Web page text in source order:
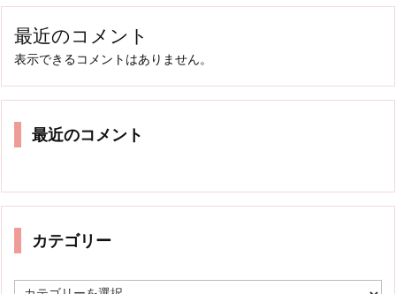
最近のコメント
表示できるコメントはありません。
最近のコメント
カテゴリー